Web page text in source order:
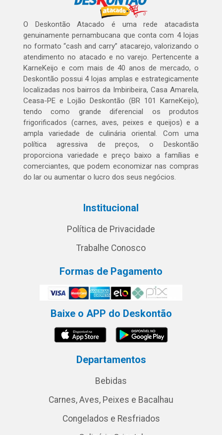
O Deskontão Atacado é uma rede atacadista
genuinamente pernambucana que conta com 4 lojas
no formato “cash and carry” atacarejo, valorizando o
atendimento no atacado e no varejo. Pertencente a
KarneKeijo e com mais de 40 anos de mercado, o
Deskontão possui 4 lojas amplas e estrategicamente
localizadas nos bairros da Imbiribeira, Casa Amarela,
Ceasa-PE e Lojão Deskontão (BR 101 KarneKeijo),
tendo como grande diferencial os produtos
frigorificados (carnes, aves, peixes e queijos) e a
ampla variedade de culinária oriental. Com uma
política agressiva de preços, o Deskontão
proporciona variedade e preço baixo a famílias e
comerciantes, que podem economizar nas compras
do lar ou aumentar o lucro dos seus negócios.
Institucional
Política de Privacidade
Trabalhe Conosco
Formas de Pagamento
Baixe o APP do Deskontão
Departamentos
Bebidas
Carnes, Aves, Peixes e Bacalhau
Congelados e Resfriados